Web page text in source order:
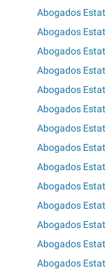
Abogados
Abogados
Abogados
Abogados
Abogados
Abogados
Abogados
Abogados
Abogados
Abogados
Abogados
Abogados
Abogados
Abogados